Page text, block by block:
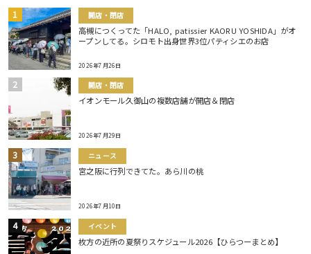
開店・閉店
高槻につくってた「HALO, patissier KAORU YOSHIDA」がオ
ープンしてる。シロモト出身世界3位パティシエのお店
2026年7月26日
開店・閉店
イオンモール久御山の複数店舗が開店＆閉店
2026年7月29日
ニュース
宮之阪に行列できてた。あら川の桃
2026年7月10日
イベント
枚方の近所の夏祭りスケジュール2026【ひらつーまとめ】